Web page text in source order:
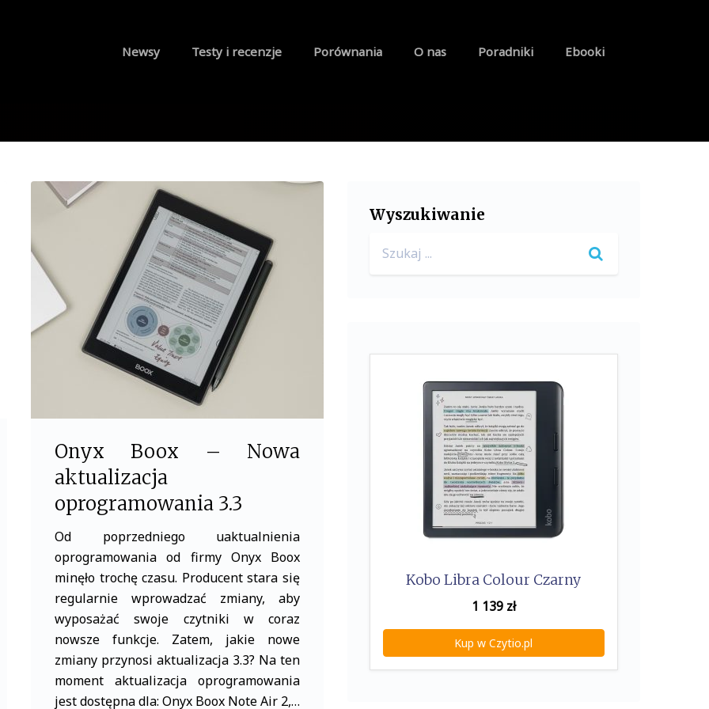
Newsy Testy i recenzje Porównania O nas Poradniki Ebooki
Onyx Boox – Nowa
aktualizacja
oprogramowania 3.3
Od poprzedniego uaktualnienia
oprogramowania od firmy Onyx Boox
minęło trochę czasu. Producent stara się
regularnie wprowadzać zmiany, aby
wyposażać swoje czytniki w coraz
nowsze funkcje. Zatem, jakie nowe
zmiany przynosi aktualizacja 3.3? Na ten
moment aktualizacja oprogramowania
jest dostępna dla: Onyx Boox Note Air 2,…
Wyszukiwanie
for:
Kobo Libra Colour Czarny
1 139zł
Kup w Czytio.pl